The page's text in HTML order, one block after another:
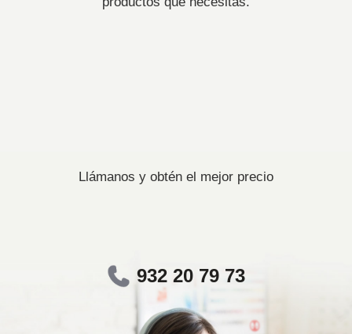
Llámanos y obtén el mejor precio
932 20 79 73